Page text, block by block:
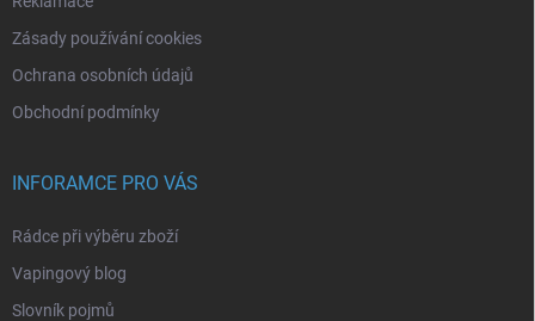
Zásady používání cookies
Ochrana osobních údajů
Obchodní podmínky
INFORAMCE PRO VÁS
Rádce při výběru zboží
Vapingový blog
Slovník pojmů